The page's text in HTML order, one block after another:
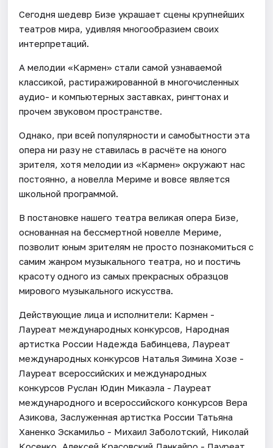
Сегодня шедевр Бизе украшает сцены крупнейших
театров мира, удивляя многообразием своих
интерпретаций.
А мелодии «Кармен» стали самой узнаваемой
классикой, растиражированной в многочисленных
аудио- и компьютерных заставках, рингтонах и
прочем звуковом пространстве.
Однако, при всей популярности и самобытности эта
опера ни разу не ставилась в расчёте на юного
зрителя, хотя мелодии из «Кармен» окружают нас
постоянно, а новелла Мериме и вовсе является
школьной программой.
В постановке нашего театра великая опера Бизе,
основанная на бессмертной новелле Мериме,
позволит юным зрителям не просто познакомиться с
самим жанром музыкального театра, но и постичь
красоту одного из самых прекрасных образцов
мирового музыкального искусства.
Действующие лица и исполнители: Кармен -
Лауреат международных конкурсов, Народная
артистка России Надежда Бабинцева, Лауреат
международных конкурсов Наталья Зимина Хозе -
Лауреат всероссийских и международных
конкурсов Руслан Юдин Микаэла - Лауреат
международного и всероссийского конкурсов Вера
Азикова, Заслуженная артистка России Татьяна
Ханенко Эскамильо - Михаил Заболотский, Николай